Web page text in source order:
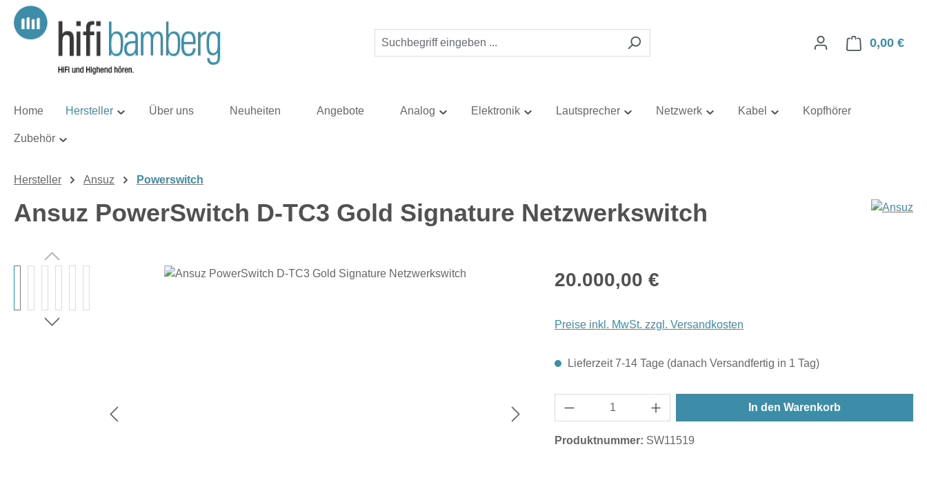
Hauptinhalt springen
Zur Suche springen
Zur Hauptnavigation springen
0,00 €
Home Hersteller Über uns Neuheiten Angebote Analog Elektronik Lautsprecher Netzwerk Kabel Kopfhörer
Zubehör
Hersteller Ansuz Powerswitch
Ansuz PowerSwitch D-TC3 Gold Signature Netzwerkswitch
Regulärer Preis:
20.000,00 €
Preise inkl. MwSt. zzgl. Versandkosten
Lieferzeit 7-14 Tage (danach Versandfertig in 1 Tag)
In den Warenkorb
Produktnummer: SW11519